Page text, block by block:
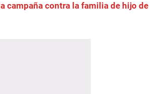
campaña contra la familia de hijo de